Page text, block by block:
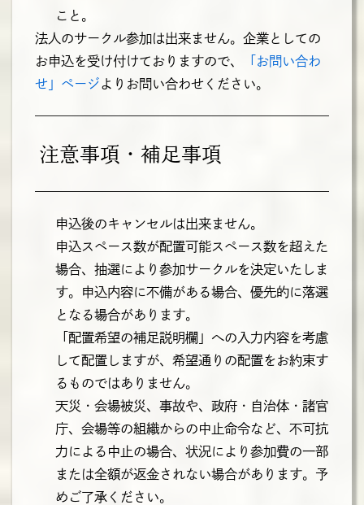
こと。
法人のサークル参加は出来ません。企業としての
お申込を受け付けておりますので、
「お問い合わ
せ」ページ よりお問い合わせください。
注意事項・補足事項
申込後のキャンセルは出来ません。
申込スペース数が配置可能スペース数を超えた
場合、抽選により参加サークルを決定いたしま
す。申込内容に不備がある場合、優先的に落選
となる場合があります。
「配置希望の補足説明欄」への入力内容を考慮
して配置しますが、希望通りの配置をお約束す
るものではありません。
天災・会場被災、事故や、政府・自治体・諸官
庁、会場等の組織からの中止命令など、不可抗
力による中止の場合、状況により参加費の一部
または全額が返金されない場合があります。予
めご了承ください。